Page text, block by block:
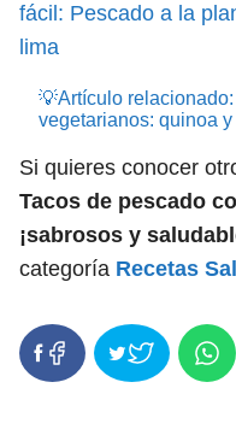
fácil: Pescado a la
lima
💡Artículo relacionado:
vegetarianos: quinoa
Si quieres conocer
Tacos de pescado
¡sabrosos y
categoría Recetas